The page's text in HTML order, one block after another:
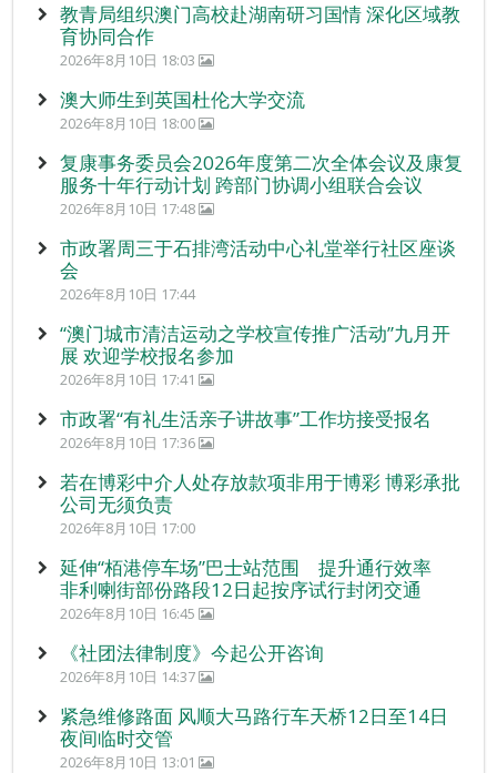
教青局组织澳门高校赴湖南研习国情 深化区域教
育协同合作
2026年8月10日 18:03
澳大师生到英国杜伦大学交流
2026年8月10日 18:00
复康事务委员会2026年度第二次全体会议及康复
服务十年行动计划 跨部门协调小组联合会议
2026年8月10日 17:48
市政署周三于石排湾活动中心礼堂举行社区座谈
会
2026年8月10日 17:44
“澳门城市清洁运动之学校宣传推广活动”九月开
展 欢迎学校报名参加
2026年8月10日 17:41
市政署“有礼生活亲子讲故事”工作坊接受报名
2026年8月10日 17:36
若在博彩中介人处存放款项非用于博彩 博彩承批
公司无须负责
2026年8月10日 17:00
延伸“栢港停车场”巴士站范围 提升通行效率
非利喇街部份路段12日起按序试行封闭交通
2026年8月10日 16:45
《社团法律制度》今起公开咨询
2026年8月10日 14:37
紧急维修路面 风顺大马路行车天桥12日至14日
夜间临时交管
2026年8月10日 13:01